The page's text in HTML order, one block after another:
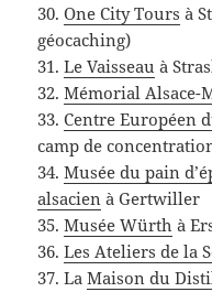
30.One City Tours à
géocaching)
31.Le Vaisseau à
32.Mémorial Alsace-
33.Centre Européen
camp de
34.Musée du pain
alsacien à Gertwiller
35.Musée Würth à
36.Les Ateliers de la
37. LaMaison du